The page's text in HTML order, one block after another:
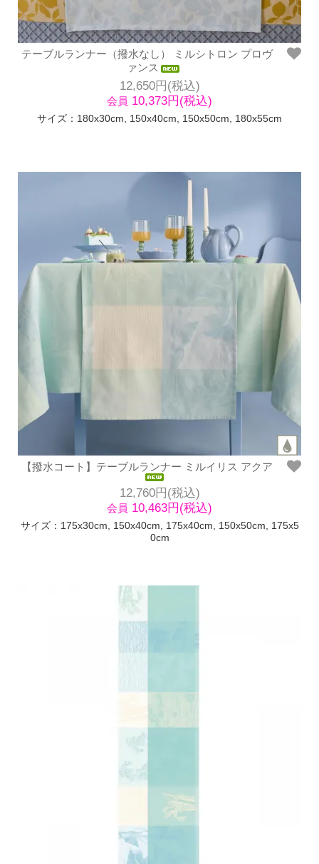
テーブルランナー（撥水なし） ミルシトロン プロヴ
ァンス
12,650円(税込)
会員 10,373円(税込)
サイズ：180x30cm, 150x40cm, 150x50cm, 180x55cm
【撥水コート】テーブルランナー ミルイリス アクア
12,760円(税込)
会員 10,463円(税込)
サイズ：175x30cm, 150x40cm, 175x40cm, 150x50cm, 175x5
0cm